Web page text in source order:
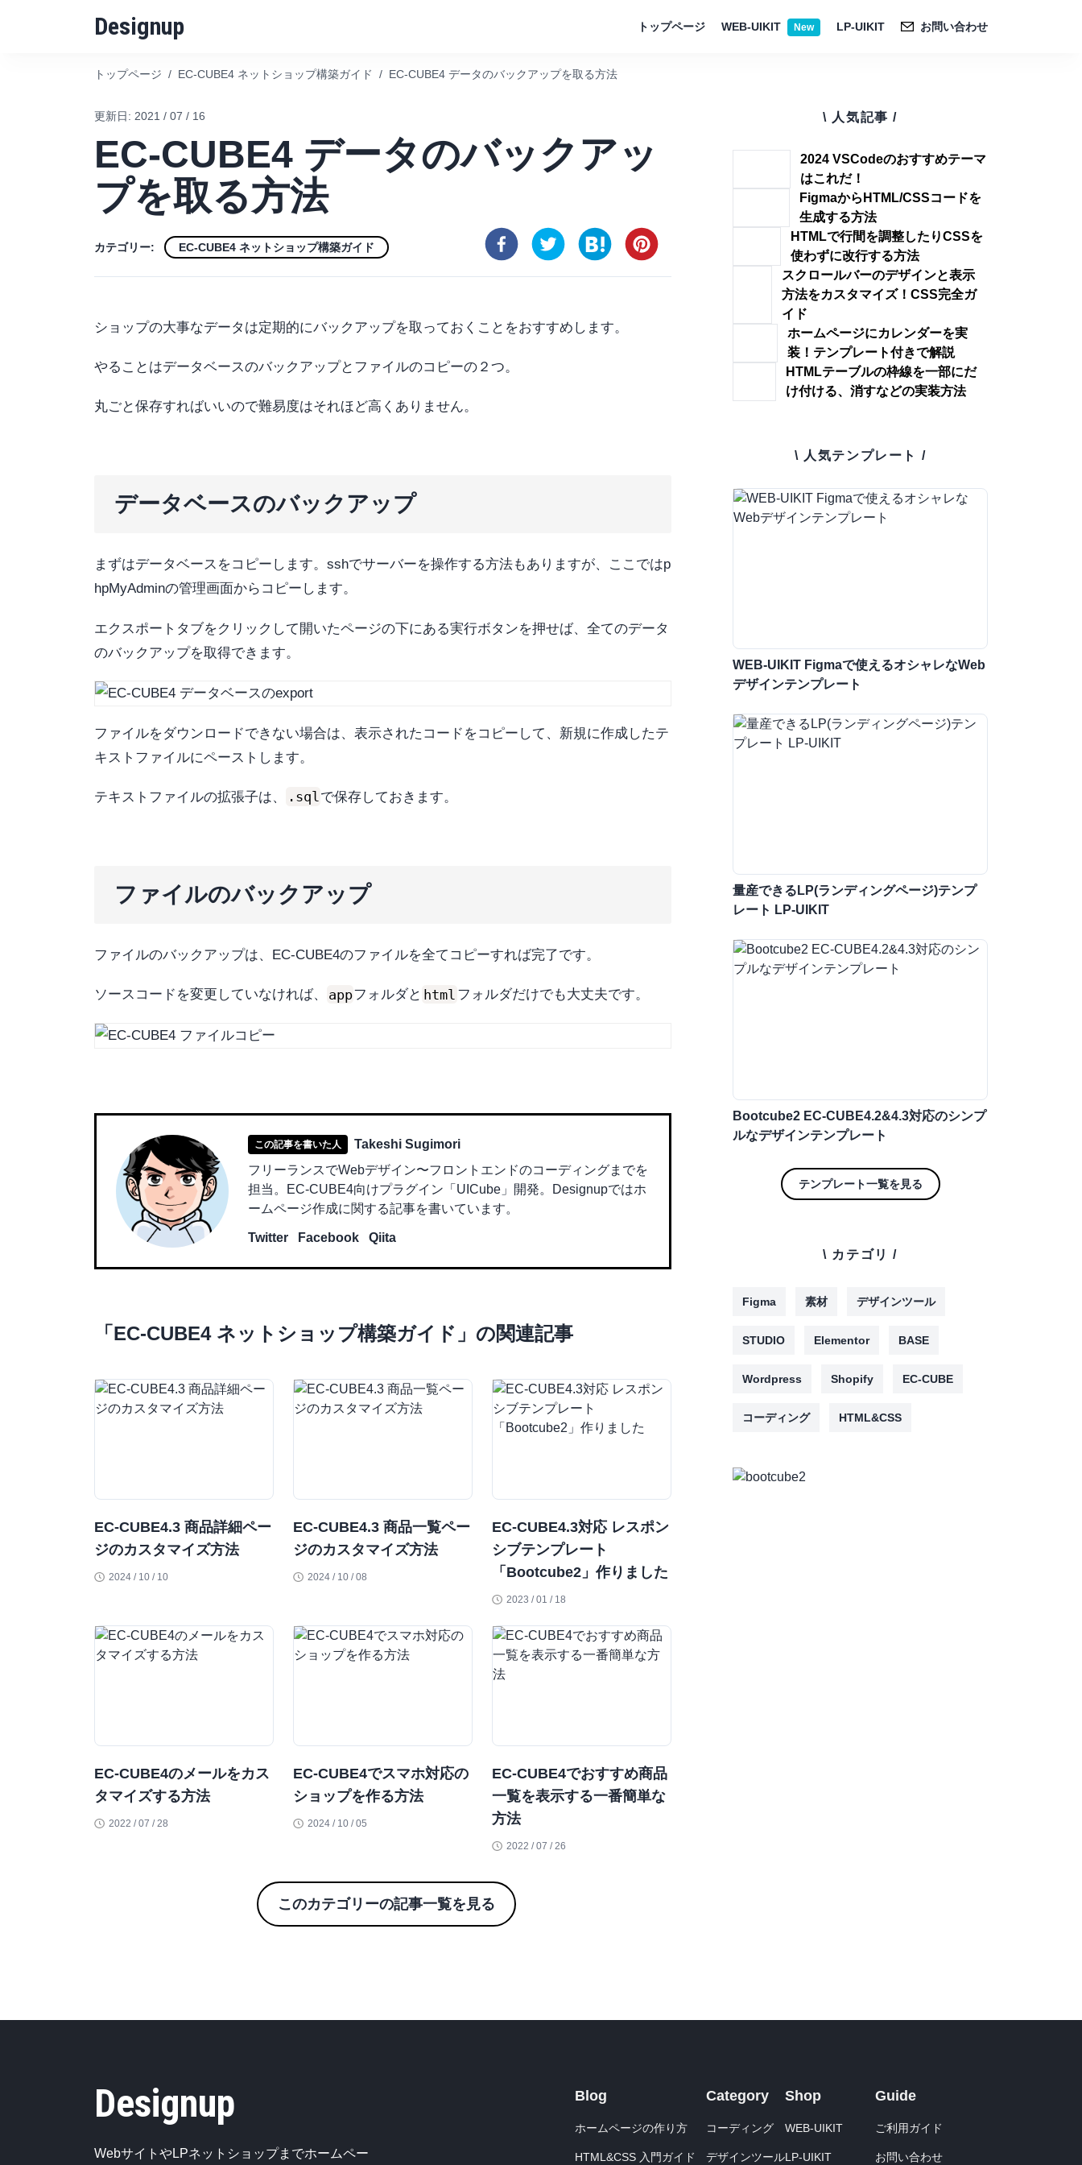
Designup トップページ WEB-UIKIT New LP-UIKIT お問い合わせ
トップページ / EC-CUBE4 ネットショップ構築ガイド / EC-CUBE4 データのバックアップを取る方法
更新日: 2021 / 07 / 16
EC-CUBE4 データのバックアッ
プを取る方法
カテゴリー: EC-CUBE4 ネットショップ構築ガイド
ショップの大事なデータは定期的にバックアップを取っておくことをおすすめします。
やることはデータベースのバックアップとファイルのコピーの２つ。
丸ごと保存すればいいので難易度はそれほど高くありません。
データベースのバックアップ
まずはデータベースをコピーします。sshでサーバーを操作する方法もありますが、ここではp
hpMyAdminの管理画面からコピーします。
エクスポートタブをクリックして開いたページの下にある実行ボタンを押せば、全てのデータ
のバックアップを取得できます。
ファイルをダウンロードできない場合は、表示されたコードをコピーして、新規に作成したテ
キストファイルにペーストします。
テキストファイルの拡張子は、 .sqlで保存しておきます。
ファイルのバックアップ
ファイルのバックアップは、EC-CUBE4のファイルを全てコピーすれば完了です。
ソースコードを変更していなければ、 appフォルダと html フォルダだけでも大丈夫です。
この記事を書いた人
Takeshi Sugimori
フリーランスでWebデザイン〜フロントエンドのコーディングまでを
担当。EC-CUBE4向けプラグイン「UICube」開発。Designupではホ
ームページ作成に関する記事を書いています。
Twitter Facebook Qiita
「EC-CUBE4 ネットショップ構築ガイド 」の関連記事
EC-CUBE4.3 商品詳細ペー
ジのカスタマイズ方法
2024 / 10 / 10
EC-CUBE4.3 商品一覧ペー
ジのカスタマイズ方法
2024 / 10 / 08
EC-CUBE4.3対応 レスポン
シブテンプレート
「Bootcube2」作りました
2023 / 01 / 18
EC-CUBE4のメールをカス
タマイズする方法
2022 / 07 / 28
EC-CUBE4でスマホ対応の
ショップを作る方法
2024 / 10 / 05
EC-CUBE4でおすすめ商品
一覧を表示する一番簡単な
方法
2022 / 07 / 26
このカテゴリーの記事一覧を見る
\ 人気記事 /
2024 VSCodeのおすすめテーマ
はこれだ！
FigmaからHTML/CSSコードを
生成する方法
HTMLで行間を調整したりCSSを
使わずに改行する方法
スクロールバーのデザインと表示
方法をカスタマイズ！CSS完全ガ
イド
ホームページにカレンダーを実
装！テンプレート付きで解説
HTMLテーブルの枠線を一部にだ
け付ける、消すなどの実装方法
\ 人気テンプレート /
WEB-UIKIT Figmaで使えるオシャレなWeb
デザインテンプレート
量産できるLP(ランディングページ)テンプ
レート LP-UIKIT
Bootcube2 EC-CUBE4.2&4.3対応のシンプ
ルなデザインテンプレート
テンプレート一覧を見る
\ カテゴリ /
Figma 素材 デザインツール
STUDIO Elementor BASE
Wordpress Shopify EC-CUBE
コーディング HTML&CSS
Designup
WebサイトやLPネットショップまでホームペー
Blog
ホームページの作り方
HTML&CSS 入門ガイド
Category
コーディング
デザインツール
Shop
WEB-UIKIT
LP-UIKIT
Guide
ご利用ガイド
お問い合わせ